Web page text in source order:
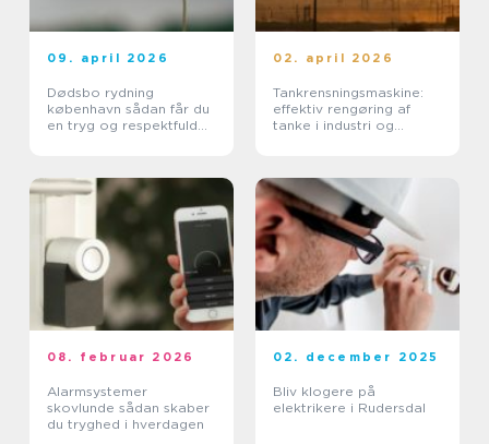
09. april 2026
Dødsbo rydning
københavn sådan får du
en tryg og respektfuld
02. april 2026
Tankrensningsmaskine:
effektiv rengøring af
tanke i industri og
08. februar 2026
Alarmsystemer
skovlunde sådan skaber
du tryghed i hverdagen
02. december 2025
Bliv klogere på
elektrikere i Rudersdal